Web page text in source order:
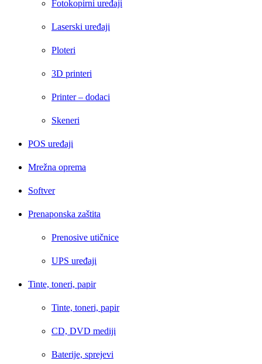
Fotokopirni uređaji
Laserski uređaji
Ploteri
3D printeri
Printer – dodaci
Skeneri
POS uređaji
Mrežna oprema
Softver
Prenaponska zaštita
Prenosive utičnice
UPS uređaji
Tinte, toneri, papir
Tinte, toneri, papir
CD, DVD mediji
Baterije, sprejevi